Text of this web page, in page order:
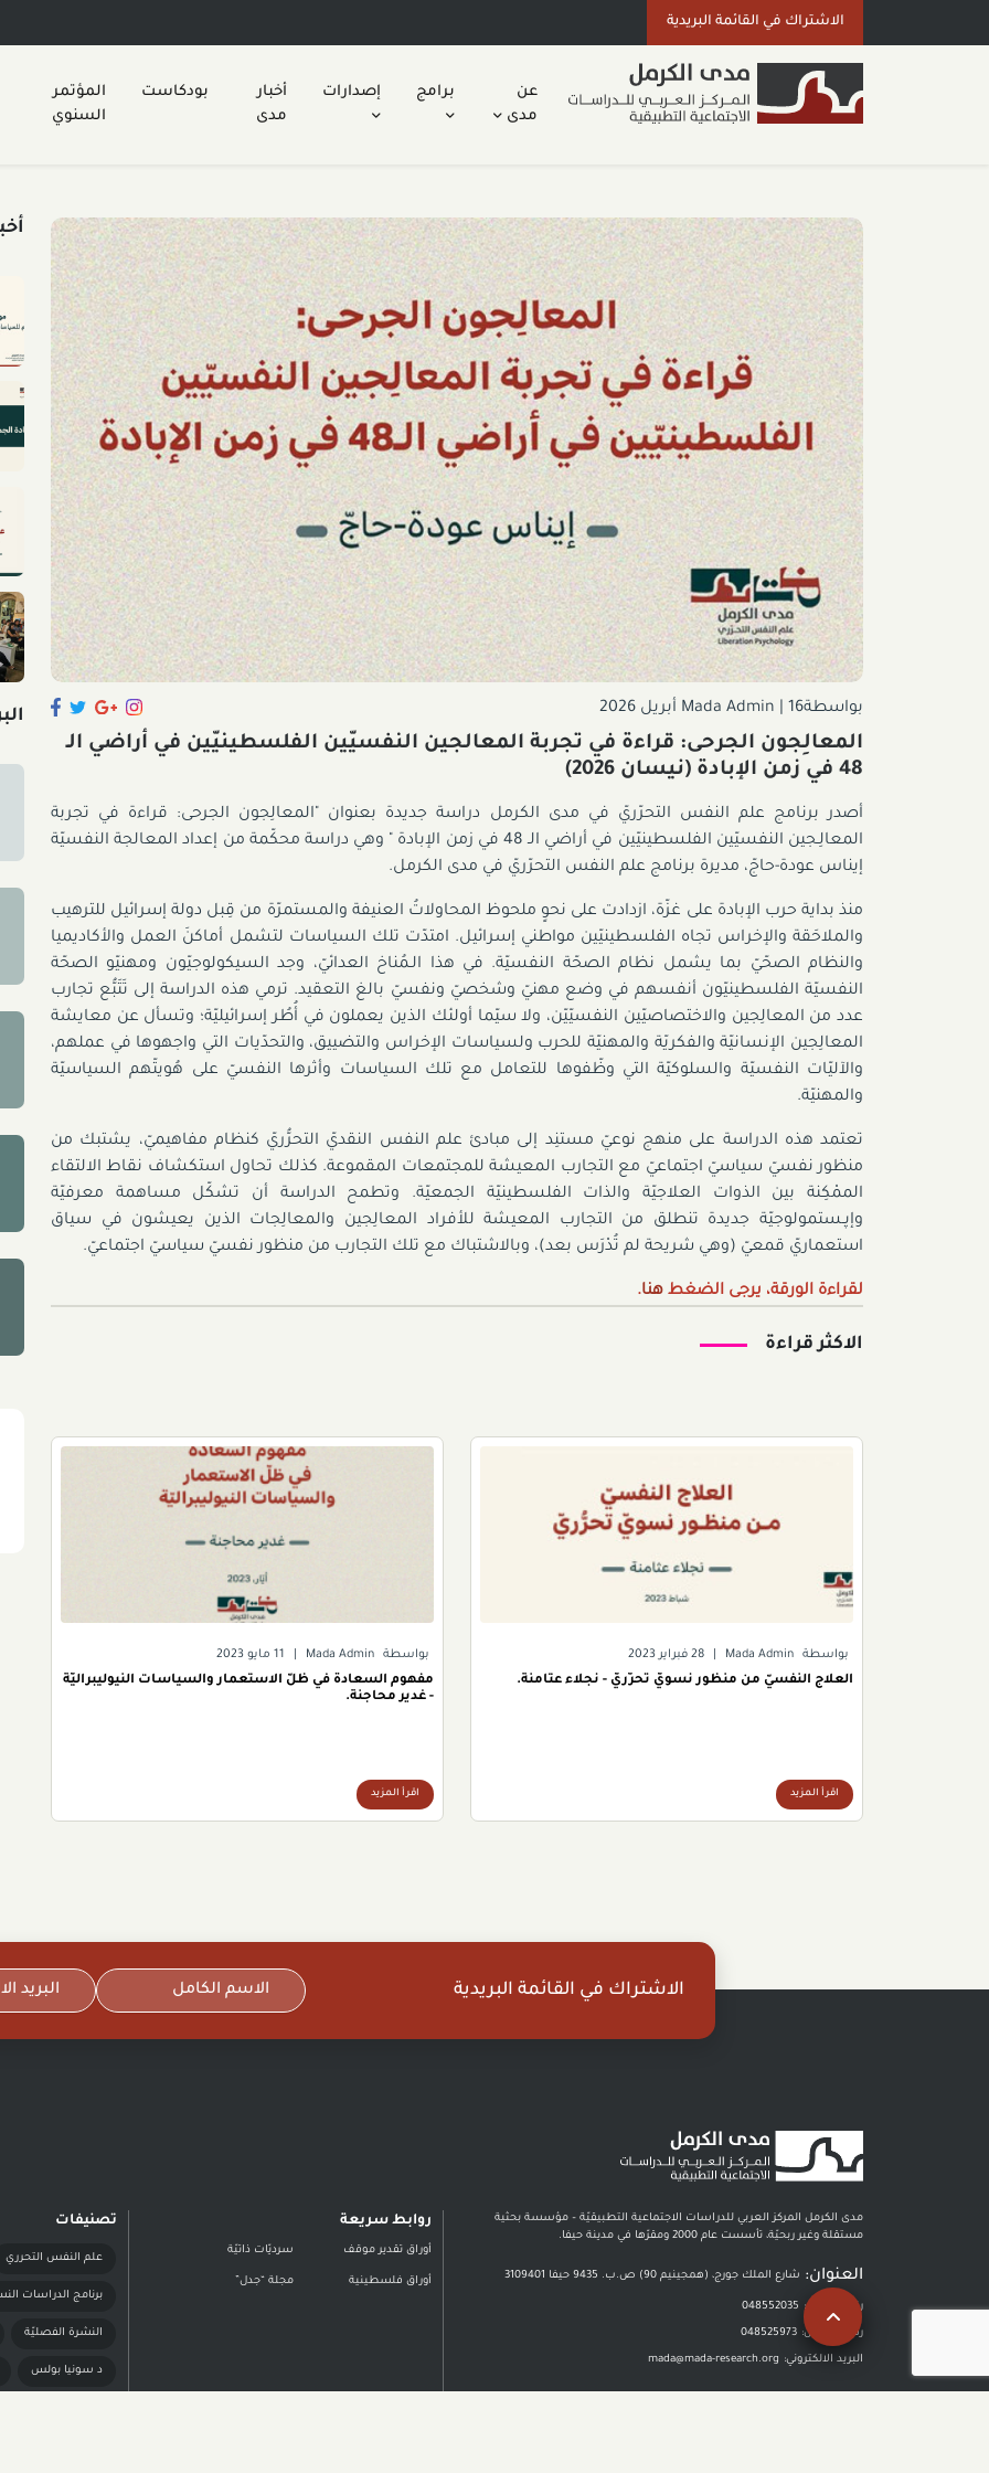
الاشتراك في القائمة البريدية
عن
مدى
برامج إصدارات
أخبار
مدى
بودكاست
المؤتمر
السنوي
بواسطةMada Admin16 أبريل 2026
المعالِجون الجرحى: قراءة في تجربة المعالجين النفسيّين الفلسطينيّين في أراضي الـ
48 في زمن الإبادة (نيسان 2026)
أصدر برنامج علم النفس التحرّريّ في مدى الكرمل دراسة جديدة بعنوان "المعالِجون الجرحى: قراءة في تجربة
المعالِـجين النفسيّين الفلسطينيّين في أراضي الـ 48 في زمن الإبادة " وهي دراسة محكّمة من إعداد المعالجة النفسيّة
إيناس عودة-حاجّ، مديرة برنامج علم النفس التحرّريّ في مدى الكرمل.
منذ بداية حرب الإبادة على غزّة، ازدادت على نحوٍ ملحوظ المحاولاتُ العنيفة والمستمرّة من قِبل دولة إسرائيل للترهيب
والملاحَقة والإخراس تجاه الفلسطينيّين مواطني إسرائيل. امتدّت تلك السياسات لتشمل أماكنَ العمل والأكاديميا
والنظام الصحّيّ بما يشمل نظام الصحّة النفسيّة. في هذا الـمُناخ العدائيّ، وجد السيكولوجيّون ومهنيّو الصحّة
النفسيّة الفلسطينيّون أنفسهم في وضع مهنيّ وشخصيّ ونفسيّ بالغ التعقيد. ترمي هذه الدراسة إلى تَتَبُّع تجارب
عدد من المعالِجين والاختصاصيّين النفسيّيّن، ولا سيّما أولئك الذين يعملون في أُطُر إسرائيليّة؛ وتسأل عن معايشة
المعالِجين الإنسانيّة والفكريّة والمهنيّة للحرب ولسياسات الإخراس والتضييق، والتحدّيات التي واجهوها في عملهم،
والآليّات النفسيّة والسلوكيّة التي وظّفوها للتعامل مع تلك السياسات وأثرها النفسيّ على هُويتّهم السياسيّة
والمهنيّة.
تعتمد هذه الدراسة على منهج نوعيّ مستنِد إلى مبادئ علم النفس النقديّ التحرُّريّ كنظام مفاهيميّ، يشتبك من
منظور نفسيّ سياسيّ اجتماعيّ مع التجارب المعيشة للمجتمعات المقموعة. كذلك تحاول استكشاف نقاط الالتقاء
الممْكِنة بين الذوات العلاجيّة والذات الفلسطينيّة الجمعيّة. وتطمح الدراسة أن تشكّل مساهمة معرفيّة
وإﭘـستمولوجيّة جديدة تنطلق من التجارب المعيشة للأفراد المعالِجين والمعالِجات الذين يعيشون في سياق
استعماريّ قمعيّ (وهي شريحة لم تُدْرَس بعد)، وبالاشتباك مع تلك التجارب من منظور نفسيّ سياسيّ اجتماعيّ.
لقراءة الورقة، يرجى الضغط هنا.
الاكثر قراءة
بواسطة Mada Admin 28 فبراير 2023
العلاج النفسيّ من منظور نسويّ تحرُّريّ - نجلاء عثامنة.
اقرأ المزيد
بواسطة Mada Admin 11 مايو 2023
مفهوم السعادة في ظلّ الاستعمار والسياسات النيوليبراليّة
- غدير محاجنة.
اقرأ المزيد
الاشتراك في القائمة البريدية
مدى الكرمل المركز العربي للدراسات الاجتماعية التطبيقيّة – مؤسسة بحثية
مستقلة وغير ربحيّة، تأسست عام 2000 ومقرّها في مدينة حيفا.
العنوان: شارع الملك جورج، (همجينيم 90) ص.ب. 9435 حيفا 3109401
رقم الهاتف : 048552035
رقم الفاكس: 048525973
البريد الالكتروني: mada@mada-research.org
روابط سريعة
أوراق تقدير موقف سرديّات ذاتيّة
أوراق فلسطينية مجلة “جدل”
تصنيفات
علم النفس التحرري
برنامج الدراسات
النشرة الفصليّة
د سونيا بولس